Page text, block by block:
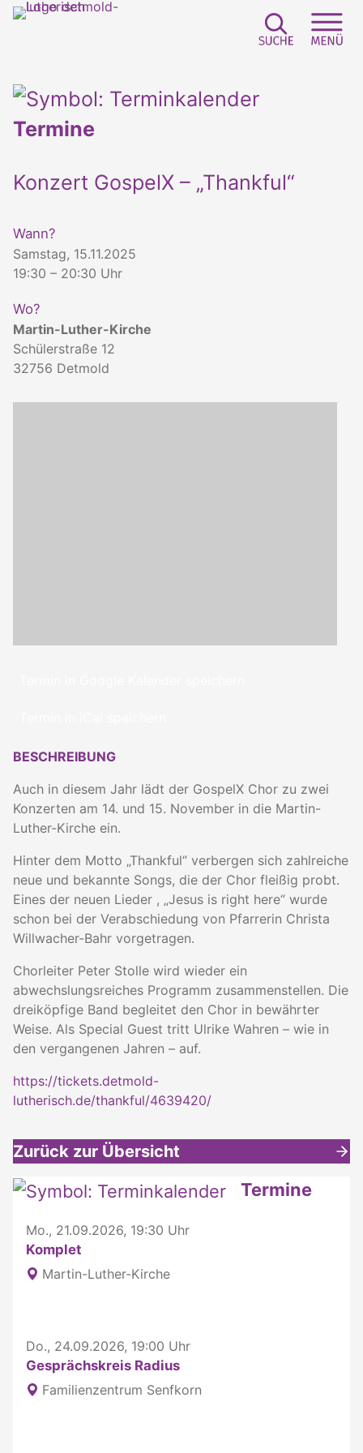
Termine
Konzert GospelX – „Thankful“
Wann?
Samstag, 15.11.2025
19:30 – 20:30 Uhr
Wo?
Martin-Luther-Kirche
Schülerstraße 12
32756 Detmold
BESCHREIBUNG
Auch in diesem Jahr lädt der GospelX Chor zu zwei
Konzerten am 14. und 15. November in die Martin-
Luther-Kirche ein.
Hinter dem Motto „Thankful“ verbergen sich zahlreiche
neue und bekannte Songs, die der Chor fleißig probt.
Eines der neuen Lieder , „Jesus is right here“ wurde
schon bei der Verabschiedung von Pfarrerin Christa
Willwacher-Bahr vorgetragen.
Chorleiter Peter Stolle wird wieder ein
abwechslungsreiches Programm zusammenstellen. Die
dreiköpfige Band begleitet den Chor in bewährter
Weise. Als Special Guest tritt Ulrike Wahren – wie in
den vergangenen Jahren – auf.
https://tickets.detmold-
lutherisch.de/thankful/4639420/
Zurück zur Übersicht
Weitere interessante Inhalte Termine
Mo., 21.09.2026, 19:30 Uhr
Komplet
Martin-Luther-Kirche
Do., 24.09.2026, 19:00 Uhr
Gesprächskreis Radius
Familienzentrum Senfkorn